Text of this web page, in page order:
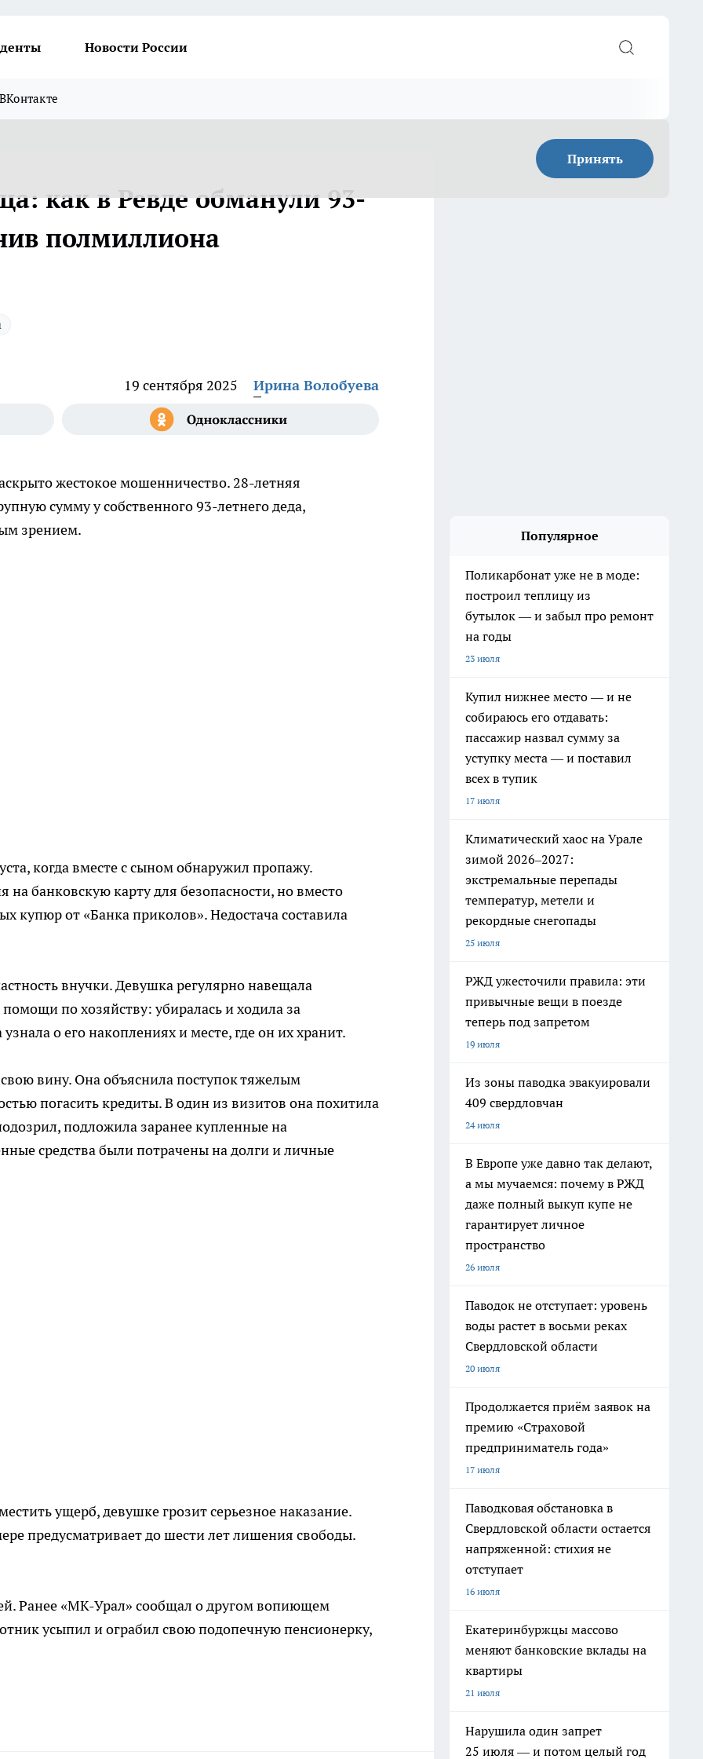
Новости России
Принять
как в Ревде обманули 93-
полмиллиона
19 сентября 2025 Ирина Волобуева
жестокое мошенничество. 28-летняя
сумму у собственного 93-летнего деда,
зрением.
когда вместе с сыном обнаружил пропажу.
банковскую карту для безопасности, но вместо
купюр от «Банка приколов». Недостача составила
внучки. Девушка регулярно навещала
по хозяйству: убиралась и ходила за
о его накоплениях и месте, где он их хранит.
вину. Она объяснила поступок тяжелым
погасить кредиты. В один из визитов она похитила
подложила заранее купленные на
средства были потрачены на долги и личные
ущерб, девушке грозит серьезное наказание.
предусматривает до шести лет лишения свободы.
Ранее «МК-Урал» сообщал о другом вопиющем
усыпил и ограбил свою подопечную пенсионерку,
Популярное
Поликарбонат уже не в моде:
построил теплицу из
бутылок — и забыл про ремонт
на годы
23 июля
Купил нижнее место — и не
собираюсь его отдавать:
пассажир назвал сумму за
уступку места — и поставил
всех в тупик
17 июля
Климатический хаос на Урале
зимой 2026–2027:
экстремальные перепады
температур, метели и
рекордные снегопады
25 июля
РЖД ужесточили правила: эти
привычные вещи в поезде
теперь под запретом
19 июля
Из зоны паводка эвакуировали
409 свердловчан
24 июля
В Европе уже давно так делают,
а мы мучаемся: почему в РЖД
даже полный выкуп купе не
гарантирует личное
пространство
26 июля
Паводок не отступает: уровень
воды растет в восьми реках
Свердловской области
20 июля
Продолжается приём заявок на
премию «Страховой
предприниматель года»
17 июля
Паводковая обстановка в
Свердловской области остается
напряженной: стихия не
отступает
16 июля
Екатеринбуржцы массово
меняют банковские вклады на
квартиры
21 июля
Нарушила один запрет
25 июля — и потом целый год